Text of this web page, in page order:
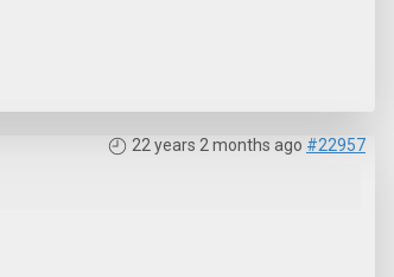
22 years 2 months ago #22957